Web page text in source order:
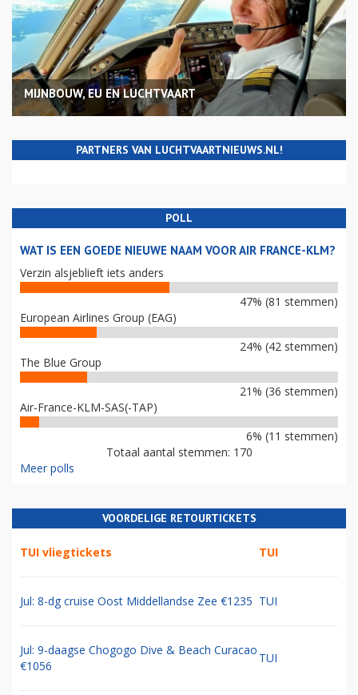
MIJNBOUW, EU EN LUCHTVAART
PARTNERS VAN LUCHTVAARTNIEUWS.NL!
POLL
WAT IS EEN GOEDE NIEUWE NAAM VOOR AIR FRANCE-KLM?
Verzin alsjeblieft iets anders
47% (81 stemmen)
European Airlines Group (EAG)
24% (42 stemmen)
The Blue Group
21% (36 stemmen)
Air-France-KLM-SAS(-TAP)
6% (11 stemmen)
Totaal aantal stemmen: 170
Meer polls
VOORDELIGE RETOURTICKETS
TUI vliegtickets TUI
Jul: 8-dg cruise Oost Middellandse Zee €1235 TUI
Jul: 9-daagse Chogogo Dive & Beach Curacao
€1056
TUI